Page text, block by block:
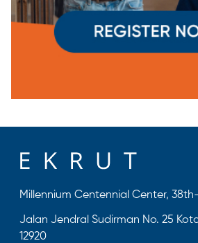
Millennium Centennial Center,
Jalan Jendral Sudirman No. 25
12920